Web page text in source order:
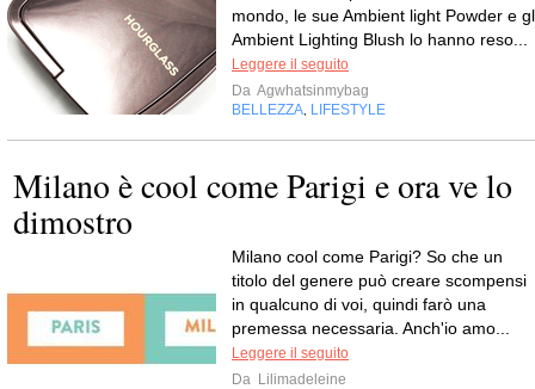
mondo, le sue Ambient light Powder e
Ambient Lighting Blush lo hanno reso...
Leggere il seguito
Da Agwhatsinmybag
BELLEZZA LIFESTYLE
Milano è cool come Parigi e ora ve lo
dimostro
Milano cool come Parigi? So che un
titolo del genere può creare scompensi
in qualcuno di voi, quindi farò una
premessa necessaria. Anch'io amo...
Leggere il seguito
Da Lilimadeleine